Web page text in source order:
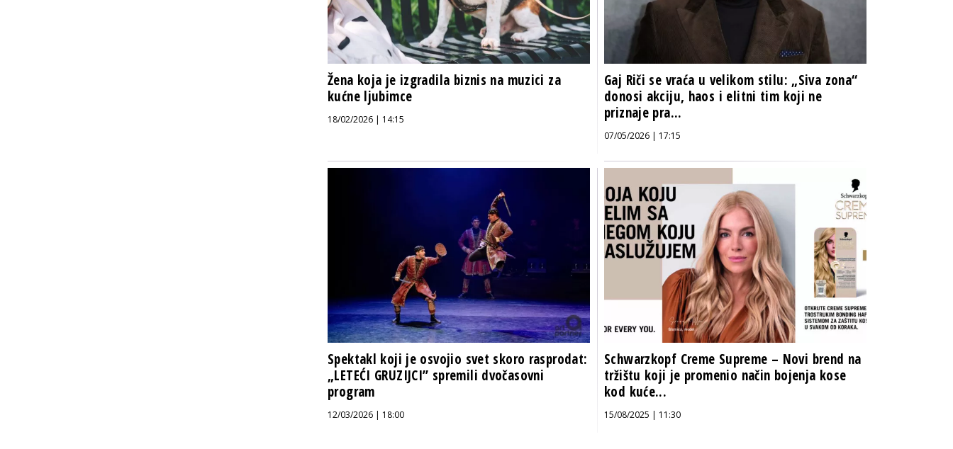
Žena koja je izgradila biznis na muzici za
kućne ljubimce
18/02/2026 | 14:15
Gaj Riči se vraća u velikom stilu: „Siva zona“
donosi akciju, haos i elitni tim koji ne
priznaje pra...
07/05/2026 | 17:15
Spektakl koji je osvojio svet skoro rasprodat:
„LETEĆI GRUZIJCI” spremili dvočasovni
program
12/03/2026 | 18:00
Schwarzkopf Creme Supreme – Novi brend na
tržištu koji je promenio način bojenja kose
kod kuće...
15/08/2025 | 11:30